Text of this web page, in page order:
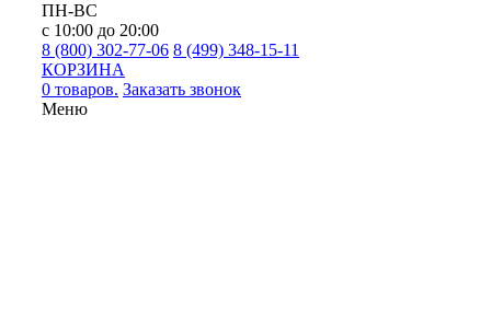
ПН-ВС
с 10:00 до 20:00
8 (800) 302-77-06 8 (499) 348-15-11
КОРЗИНА
0 товаров. Заказать звонок
Меню